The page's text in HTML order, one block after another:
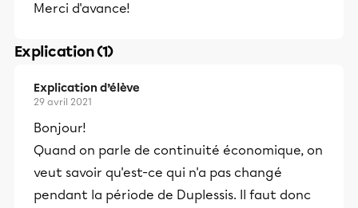
Merci d'avance!
Explication (1)
Explication d’élève
29 avril 2021
Bonjour!
Quand on parle de continuité économique, on
veut savoir qu'est-ce qui n'a pas changé
pendant la période de Duplessis. Il faut donc